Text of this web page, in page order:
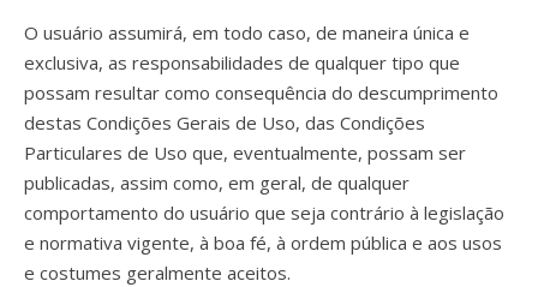
O usuário assumirá, em todo caso, de maneira única e
exclusiva, as responsabilidades de qualquer tipo que
possam resultar como consequência do descumprimento
destas Condições Gerais de Uso, das Condições
Particulares de Uso que, eventualmente, possam ser
publicadas, assim como, em geral, de qualquer
comportamento do usuário que seja contrário à legislação
e normativa vigente, à boa fé, à ordem pública e aos usos
e costumes geralmente aceitos.